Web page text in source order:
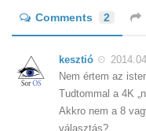
Comments 2
kesztió
Nem értem az
Tudtommal a 4K
Akkro nem a 8
választás?